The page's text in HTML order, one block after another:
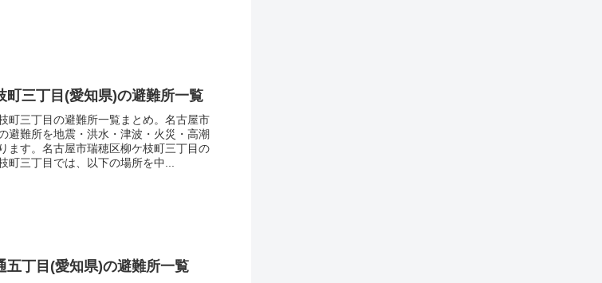
町三丁目(愛知県)の避難所一覧
町三丁目の避難所一覧まとめ。名古屋市
避難所を地震・洪水・津波・火災・高潮
ます。名古屋市瑞穂区柳ケ枝町三丁目の
町三丁目では、以下の場所を中...
五丁目(愛知県)の避難所一覧